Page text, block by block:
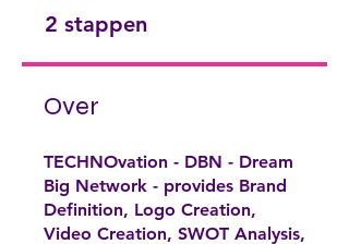
.
2 stappen
Over
TECHNOvation - DBN - Dream
Big Network - provides Brand
Definition, Logo Creation,
Video Creation, SWOT Analysis,